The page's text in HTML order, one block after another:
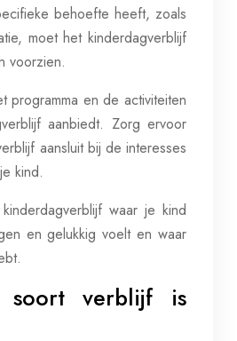
behoefte heeft, zoals
moet het kinderdagverblijf
voorzien.
programma en de activiteiten
aanbiedt. Zorg ervoor
aansluit bij de interesses
kind.
waar je kind
en gelukkig voelt en waar
soort verblijf is